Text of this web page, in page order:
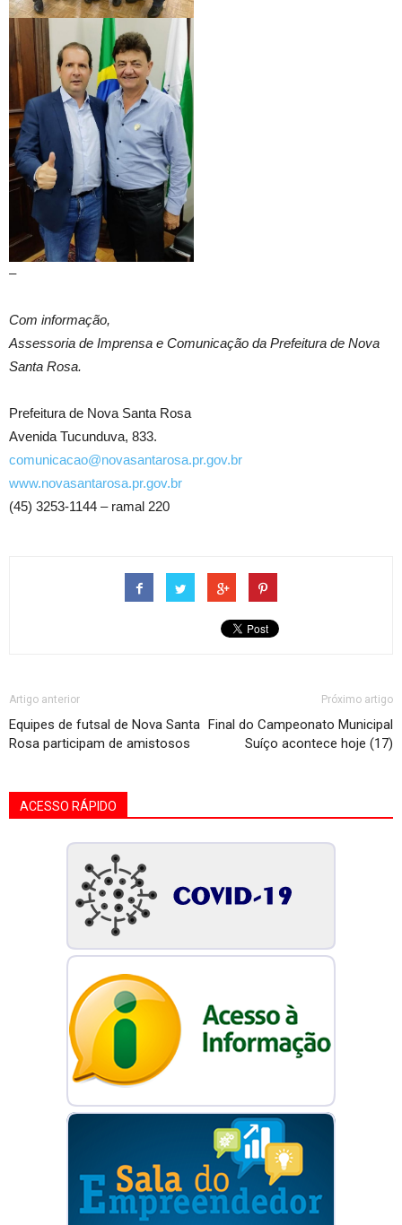
–
Com informação,
Assessoria de Imprensa e Comunicação da Prefeitura de Nova
Santa Rosa.
Prefeitura de Nova Santa Rosa
Avenida Tucunduva, 833.
comunicacao@novasantarosa.pr.gov.br
www.novasantarosa.pr.gov.br
(45) 3253-1144 – ramal 220
Artigo anterior
Equipes de futsal de Nova Santa
Rosa participam de amistosos
Próximo artigo
Final do Campeonato Municipal
Suíço acontece hoje (17)
ACESSO RÁPIDO